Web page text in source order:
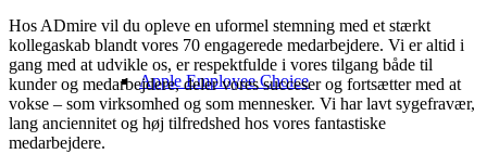
Apple Employee Choice
Hos ADmire vil du opleve en uformel stemning med et stærkt
kollegaskab blandt vores 70 engagerede medarbejdere. Vi er altid i
gang med at udvikle os, er respektfulde i vores tilgang både til
kunder og medarbejdere, deler vores succeser og fortsætter med at
vokse – som virksomhed og som mennesker. Vi har lavt sygefravær,
lang anciennitet og høj tilfredshed hos vores fantastiske
medarbejdere.